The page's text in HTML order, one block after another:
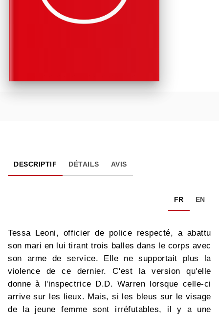
DESCRIPTIF DÉTAILS AVIS
FR EN
Tessa Leoni, officier de police respecté, a abattu
son mari en lui tirant trois balles dans le corps avec
son arme de service. Elle ne supportait plus la
violence de ce dernier. C'est la version qu'elle
donne à l'inspectrice D.D. Warren lorsque celle-ci
arrive sur les lieux. Mais, si les bleus sur le visage
de la jeune femme sont irréfutables, il y a une